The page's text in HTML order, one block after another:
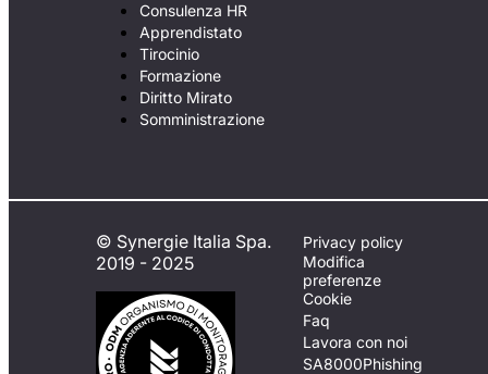
Consulenza HR
Apprendistato
Tirocinio
Formazione
Diritto Mirato
Somministrazione
© Synergie Italia Spa.
2019 - 2025
Privacy policy
Modifica
preferenze
Cookie
Faq
Lavora con noi
SA8000Phishing